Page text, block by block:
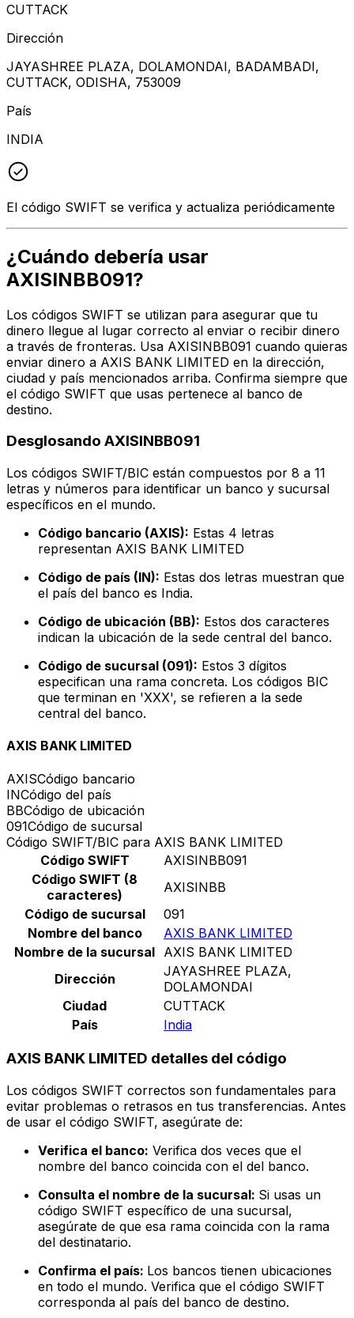
CUTTACK
Dirección
JAYASHREE PLAZA, DOLAMONDAI, BADAMBADI,
CUTTACK, ODISHA, 753009
País
INDIA
El código SWIFT se verifica y actualiza periódicamente
¿Cuándo debería usar
AXISINBB091?
Los códigos SWIFT se utilizan para asegurar que tu
dinero llegue al lugar correcto al enviar o recibir dinero
a través de fronteras. Usa AXISINBB091 cuando quieras
enviar dinero a AXIS BANK LIMITED en la dirección,
ciudad y país mencionados arriba. Confirma siempre que
el código SWIFT que usas pertenece al banco de
destino.
Desglosando AXISINBB091
Los códigos SWIFT/BIC están compuestos por 8 a 11
letras y números para identificar un banco y sucursal
específicos en el mundo.
Código bancario (AXIS): Estas 4 letras
representan AXIS BANK LIMITED
Código de país (IN): Estas dos letras muestran que
el país del banco es India.
Código de ubicación (BB): Estos dos caracteres
indican la ubicación de la sede central del banco.
Código de sucursal (091): Estos 3 dígitos
especifican una rama concreta. Los códigos BIC
que terminan en 'XXX', se refieren a la sede
central del banco.
AXIS BANK LIMITED
AXISCódigo bancario
INCódigo del país
BBCódigo de ubicación
091Código de sucursal
Código SWIFT/BIC para AXIS BANK LIMITED
Código SWIFT
AXISINBB091
Código SWIFT (8
caracteres)
AXISINBB
Código de sucursal
091
Nombre del banco
AXIS BANK LIMITED
Nombre de la sucursal AXIS BANK LIMITED
Dirección
JAYASHREE PLAZA,
DOLAMONDAI
Ciudad
CUTTACK
País
India
AXIS BANK LIMITED detalles del código
Los códigos SWIFT correctos son fundamentales para
evitar problemas o retrasos en tus transferencias. Antes
de usar el código SWIFT, asegúrate de:
Verifica el banco: Verifica dos veces que el
nombre del banco coincida con el del banco.
Consulta el nombre de la sucursal: Si usas un
código SWIFT específico de una sucursal,
asegúrate de que esa rama coincida con la rama
del destinatario.
Confirma el país: Los bancos tienen ubicaciones
en todo el mundo. Verifica que el código SWIFT
corresponda al país del banco de destino.